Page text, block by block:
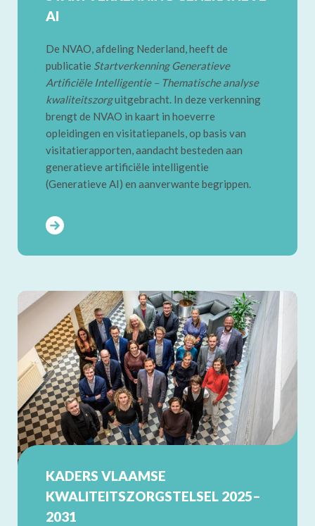
AI
De NVAO, afdeling Nederland, heeft de
publicatie Startverkenning Generatieve
Artificiële Intelligentie – Thematische analyse
kwaliteitszorguitgebracht. In deze verkenning
brengt de NVAO in kaart in hoeverre
opleidingen en visitatiepanels, op basis van
visitatierapporten, aandacht besteden aan
generatieve artificiële intelligentie
(Generatieve AI) en aanverwante begrippen.
KADERS VLAAMSE
KWALITEITSZORGSTELSEL 2025–
2031